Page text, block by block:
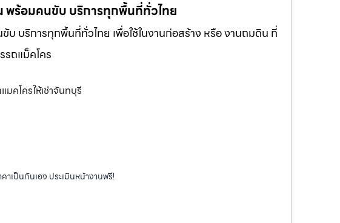
พร้อมคนขับ บริการทุกพื้นที่ทั่วไทย
บ บริการทุกพื้นที่ทั่วไทย เพื่อใช้ในงานก่อสร้าง หรือ งานถมดิน ที่
รถแม็คโคร
มคโครให้เช่าจันทบุรี
เป็นกันเอง ประเมินหน้างานฟรี!